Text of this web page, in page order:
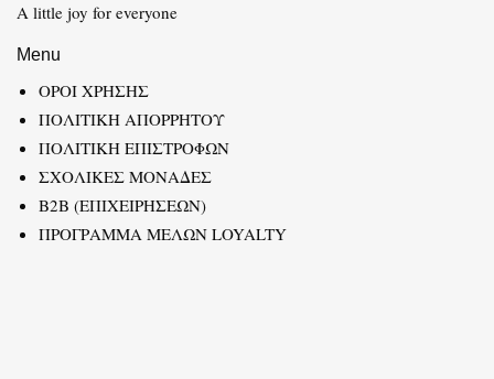
A little joy for everyone
Menu
ΟΡΟΙ ΧΡΗΣΗΣ
ΠΟΛΙΤΙΚΗ ΑΠΟΡΡΗΤΟΥ
ΠΟΛΙΤΙΚΗ ΕΠΙΣΤΡΟΦΩΝ
ΣΧΟΛΙΚΕΣ ΜΟΝΑΔΕΣ
B2B (ΕΠΙΧΕΙΡΗΣΕΩΝ)
ΠΡΟΓΡΑΜΜΑ ΜΕΛΩΝ LOYALTY